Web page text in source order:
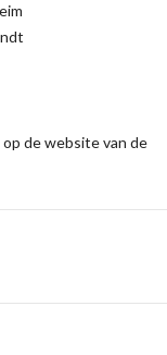
de website van de